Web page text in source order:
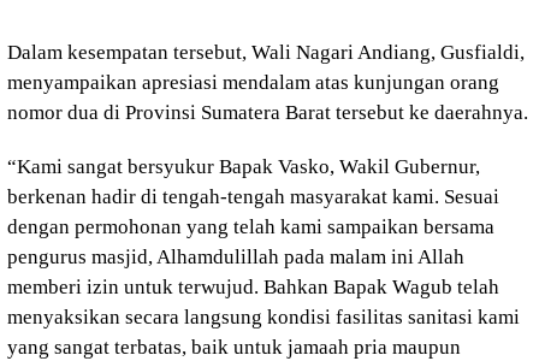
Dalam kesempatan tersebut, Wali Nagari Andiang, Gusfialdi,
menyampaikan apresiasi mendalam atas kunjungan orang
nomor dua di Provinsi Sumatera Barat tersebut ke daerahnya.
“Kami sangat bersyukur Bapak Vasko, Wakil Gubernur,
berkenan hadir di tengah-tengah masyarakat kami. Sesuai
dengan permohonan yang telah kami sampaikan bersama
pengurus masjid, Alhamdulillah pada malam ini Allah
memberi izin untuk terwujud. Bahkan Bapak Wagub telah
menyaksikan secara langsung kondisi fasilitas sanitasi kami
yang sangat terbatas, baik untuk jamaah pria maupun